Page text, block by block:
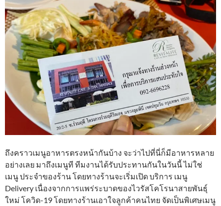
ถึงคราวเมนูอาหารตรงหน้ากันบ้าง จะว่าไปที่นี่ก็มีอาหารหลาย
อย่างเลย มาถึงเมนูที ทีมงานได้รับประทานกันในวันนี้ ไม่ใช่
เมนู ประจำของร้าน โดยทางร้านจะเริ่มเปิด บริการ เมนู
Delivery เนื่องจากการแพร่ระบาดของไวรัสโคโรนาสายพันธุ์
ใหม่ โควิด-19 โดยทางร้านเอาใจลูกค้าคนไทย จัดเป็นพิเศษเมนู